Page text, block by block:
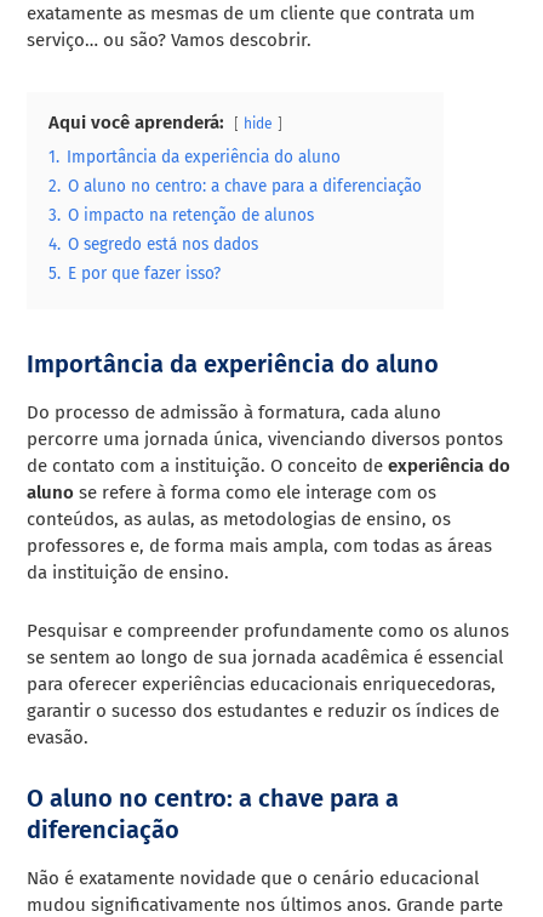
exatamente as mesmas de um cliente que contrata um
serviço… ou são? Vamos descobrir.
Aqui você aprenderá: hide
1. Importância da experiência do aluno
2. O aluno no centro: a chave para a diferenciação
3. O impacto na retenção de alunos
4. O segredo está nos dados
5. E por que fazer isso?
Importância da experiência do aluno
Do processo de admissão à formatura, cada aluno
percorre uma jornada única, vivenciando diversos pontos
de contato com a instituição. O conceito deexperiência do
aluno se refere à forma como ele interage com os
conteúdos, as aulas, as metodologias de ensino, os
professores e, de forma mais ampla, com todas as áreas
da instituição de ensino.
Pesquisar e compreender profundamente como os alunos
se sentem ao longo de sua jornada acadêmica é essencial
para oferecer experiências educacionais enriquecedoras,
garantir o sucesso dos estudantes e reduzir os índices de
evasão.
O aluno no centro: a chave para a
diferenciação
Não é exatamente novidade que o cenário educacional
mudou significativamente nos últimos anos. Grande parte